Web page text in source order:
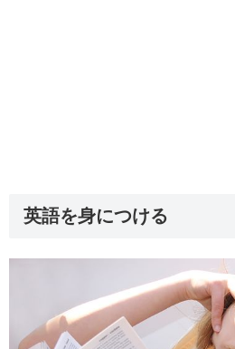
英語を身につける